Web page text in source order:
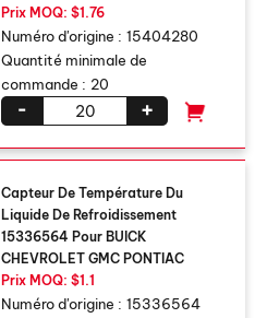
Prix ​​MOQ: $1.76
Numéro d'origine : 15404280
Quantité minimale de
commande : 20
+
-
Capteur De Température Du
Liquide De Refroidissement
15336564 Pour BUICK
CHEVROLET GMC PONTIAC
Prix ​​MOQ: $1.1
Numéro d'origine : 15336564